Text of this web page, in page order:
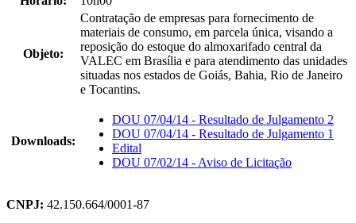
Objeto:
Contratação de empresas para fornecimento de
materiais de consumo, em parcela única, visando a
reposição do estoque do almoxarifado central da
VALEC em Brasília e para atendimento das unidades
situadas nos estados de Goiás, Bahia, Rio de Janeiro
e Tocantins.
Downloads:
DOU 07/04/14 - Resultado de Julgamento 2
DOU 07/04/14 - Resultado de Julgamento 1
Edital
DOU 07/02/14 - Aviso de Licitação
CNPJ: 42.150.664/0001-87